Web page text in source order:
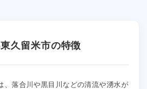
久留米市の特徴
、落合川や黒目川などの清流や湧水が